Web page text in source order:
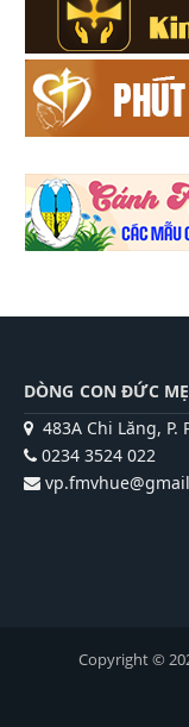
DÒNG CON ĐỨC
483A Chi Lăng, P.
0234 3524 022
Copyright ©